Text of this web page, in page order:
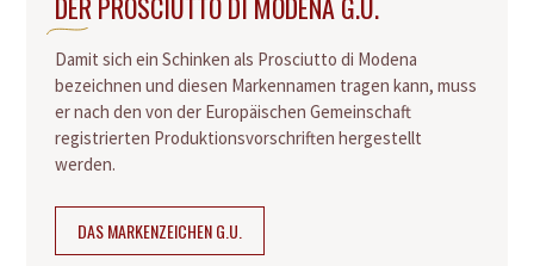
Damit sich ein Schinken als Prosciutto di Modena
bezeichnen und diesen Markennamen tragen kann, muss
er nach den von der Europäischen Gemeinschaft
registrierten Produktionsvorschriften hergestellt
werden.
DAS MARKENZEICHEN G.U.